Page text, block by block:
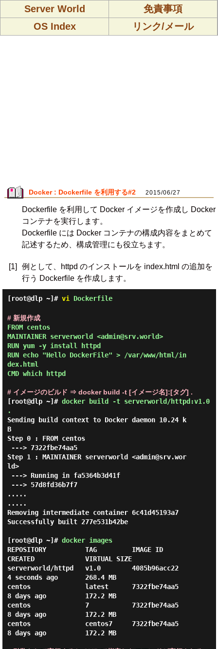
Server World
免責事項
OS Index
リンク/メール
Docker : Dockerfile を利用する#2 2015/06/27
Dockerfile を利用して Docker イメージを作成し Docker
コンテナを実行します。
Dockerfile には Docker コンテナの構成内容をまとめて
記述するため、構成管理にも役立ちます。
[1]
例として、httpd のインストールを index.html の追加を
行う Dockerfile を作成します。
[root@dlp ~]# vi Dockerfile
# 新規作成
FROM centos
MAINTAINER serverworld <admin@srv.world>
RUN yum -y install httpd
RUN echo "Hello DockerFile" > /var/www/html/in
dex.html
CMD which httpd
# イメージのビルド ⇒ docker build -t [イメージ名]:[タグ] .
[root@dlp ~]# docker build -t serverworld/httpd:v1.0
.
Sending build context to Docker daemon 10.24 k
B
Step 0 : FROM centos
Step 1 : MAINTAINER serverworld <admin@srv.wor
ld>
.....
.....
Removing intermediate container 6c41d45193a7
Successfully built 277e531b42be
[root@dlp ~]# docker images
REPOSITORY          TAG         IMAGE ID
CREATED             VIRTUAL SIZE
serverworld/httpd   v1.0        4085b96acc22
4 seconds ago       268.4 MB
centos              latest      7322fbe74aa5
8 days ago          172.2 MB
centos              7           7322fbe74aa5
8 days ago          172.2 MB
centos              centos7     7322fbe74aa5
8 days ago          172.2 MB